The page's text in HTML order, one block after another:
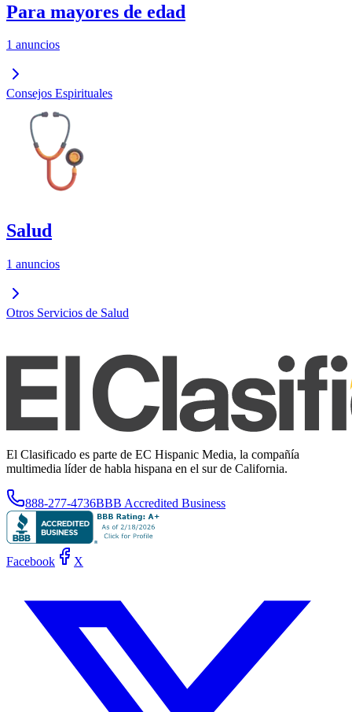
Para mayores de edad
1 anuncios
Consejos Espirituales
Salud
1 anuncios
Otros Servicios de Salud
El Clasificado es parte de EC Hispanic Media, la compañía
multimedia líder de habla hispana en el sur de California.
888-277-4736BBB Accredited Business
Facebook X